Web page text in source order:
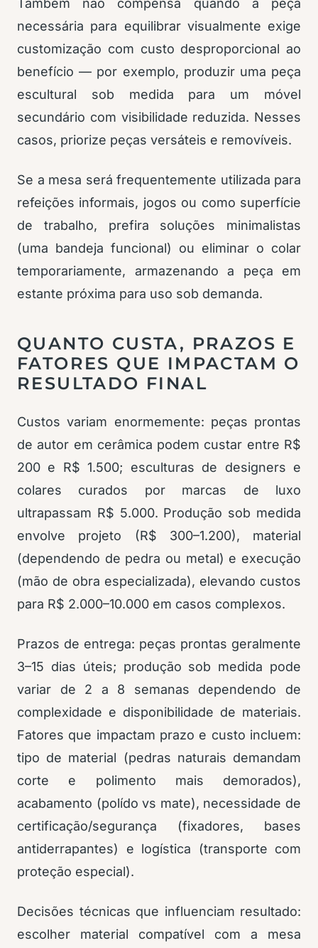
Também não compensa quando a peça
necessária para equilibrar visualmente exige
customização com custo desproporcional ao
benefício — por exemplo, produzir uma peça
escultural sob medida para um móvel
secundário com visibilidade reduzida. Nesses
casos, priorize peças versáteis e removíveis.
Se a mesa será frequentemente utilizada para
refeições informais, jogos ou como superfície
de trabalho, prefira soluções minimalistas
(uma bandeja funcional) ou eliminar o colar
temporariamente, armazenando a peça em
estante próxima para uso sob demanda.
QUANTO CUSTA, PRAZOS E
FATORES QUE IMPACTAM O
RESULTADO FINAL
Custos variam enormemente: peças prontas
de autor em cerâmica podem custar entre R$
200 e R$ 1.500; esculturas de designers e
colares curados por marcas de luxo
ultrapassam R$ 5.000. Produção sob medida
envolve projeto (R$ 300–1.200), material
(dependendo de pedra ou metal) e execução
(mão de obra especializada), elevando custos
para R$ 2.000–10.000 em casos complexos.
Prazos de entrega: peças prontas geralmente
3–15 dias úteis; produção sob medida pode
variar de 2 a 8 semanas dependendo de
complexidade e disponibilidade de materiais.
Fatores que impactam prazo e custo incluem:
tipo de material (pedras naturais demandam
corte e polimento mais demorados),
acabamento (polído vs mate), necessidade de
certificação/segurança (fixadores, bases
antiderrapantes) e logística (transporte com
proteção especial).
Decisões técnicas que influenciam resultado:
escolher material compatível com a mesa